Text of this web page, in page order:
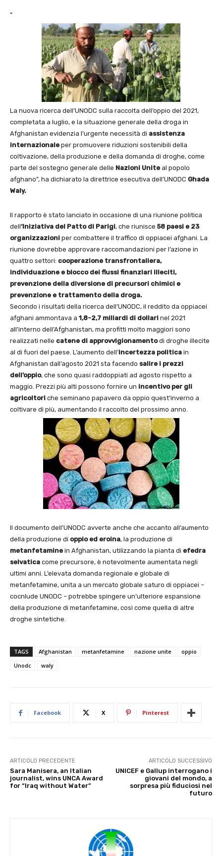
“
La nuova ricerca dell’UNODC sulla raccolta dell’oppio del 2021,
completata a luglio, e la situazione generale della droga in
Afghanistan evidenzia l’urgente necessità di assistenza
internazionale per promuovere riduzioni sostenibili della
coltivazione, della produzione e della domanda di droghe, come
parte del sostegno generale delle Nazioni Unite al popolo
afghano”, ha dichiarato la direttrice esecutiva dell’UNODC Ghada
Waly.
Il rapporto è stato lanciato in occasione di una riunione politica
dell‘Iniziativa del Patto di Parigi, che riunisce 58 paesi e 23
organizzazioni per combattere il traffico di oppiacei afghani. La
riunione dovrebbe approvare raccomandazioni per l’azione in
quattro settori: cooperazione transfrontaliera,
individuazione e blocco dei flussi finanziari illeciti,
prevenzione della diversione di precursori chimici e
prevenzione e trattamento della droga.
Secondo i risultati della ricerca dell’UNODC, il reddito da oppiacei
afghani ammontava a 1,8-2,7 miliardi di dollari nel 2021
all’interno dell’Afghanistan, ma profitti molto maggiori sono
realizzati nelle catene di approvvigionamentodi droghe illecite
al di fuori del paese. L’aumento dell’incertezza politica in
Afghanistan dall’agosto 2021 sta facendo salire i prezzi
dell’oppio, che sono quasi raddoppiati ad agosto rispetto a
maggio. Prezzi più alti possono fornire un incentivo per gli
agricoltori che seminano papavero da oppio quest’inverno a
coltivare di più, aumentando il raccolto del prossimo anno.
Il documento dell’UNODC avverte anche che accanto all’aumento
della produzione di oppio ed eroina, la produzione di
metanfetamine in Afghanistan, utilizzando la pianta di efedra
selvatica come precursore, è notevolmente aumentata negli
ultimi anni. L’elevata domanda regionale e globale di
metanfetamine, unita a un mercato globale saturo di oppiacei –
cocnlude UNODC – potrebbe spingere un’ulteriore espansione
della produzione di metanfetamine, così come quella di altre
droghe sintetiche.
TAGS Afghanistan metanfetamine nazione unite
oppio
Unodc
waly
Facebook X Pinterest
ARTICOLO PRECEDENTE
Sara Manisera, an Italian
journalist, wins UNCA Award
for “Iraq without Water”
ARTICOLO SUCCESSIVO
UNICEF e Gallup interrogano i
giovani del mondo, a
sorpresa più fiduciosi nel
futuro